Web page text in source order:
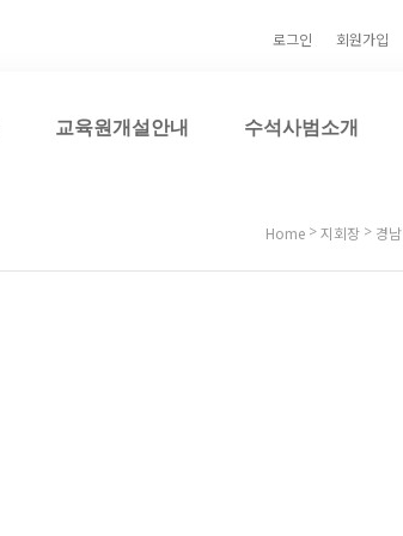
로그인 회원가입
교육원개설안내 수석사범소개
Home >지회장 > 경남